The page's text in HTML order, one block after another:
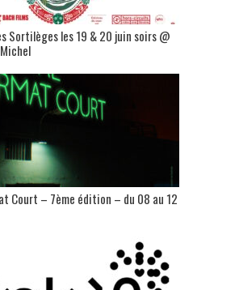
Sortilèges les 19 & 20 juin soirs @
Court – 7ème édition – du 08 au 12